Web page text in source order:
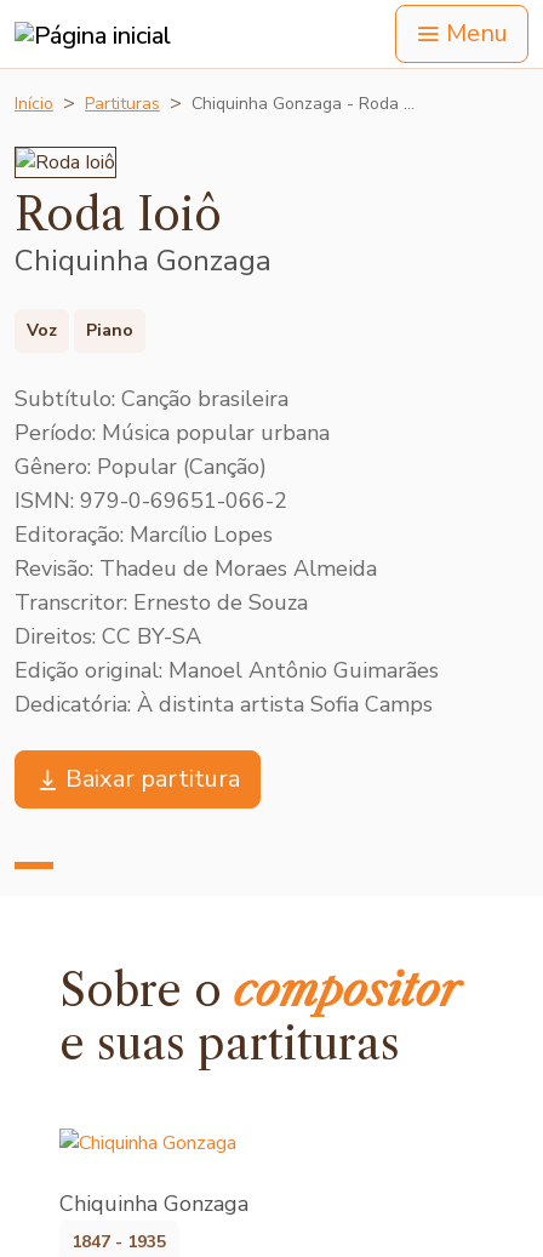
Menu
Início Partituras Chiquinha Gonzaga - Roda …
Roda Ioiô
Chiquinha Gonzaga
Voz Piano
Subtítulo: Canção brasileira
Período: Música popular urbana
Gênero: Popular (Canção)
ISMN: 979-0-69651-066-2
Editoração: Marcílio Lopes
Revisão: Thadeu de Moraes Almeida
Transcritor: Ernesto de Souza
Direitos: CC BY-SA
Edição original: Manoel Antônio Guimarães
Dedicatória: À distinta artista Sofia Camps
Baixar partitura
Sobre ocompositor
e suas partituras
Chiquinha Gonzaga
1847 - 1935